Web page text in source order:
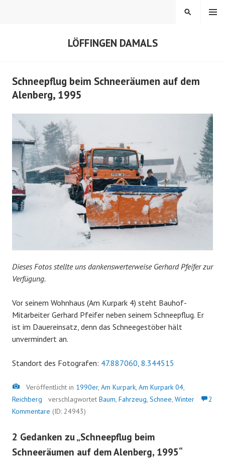
LÖFFINGEN DAMALS
MENÜ
SUCHEN
Schneepflug beim Schneeräumen auf dem
Alenberg, 1995
Dieses Fotos stellte uns dankenswerterweise Gerhard Pfeifer zur
Verfügung.
Vor seinem Wohnhaus (Am Kurpark 4) steht Bauhof-
Mitarbeiter Gerhard Pfeifer neben seinem Schneepflug. Er
ist im Dauereinsatz, denn das Schneegestöber hält
unvermindert an.
Standort des Fotografen: 47.887060, 8.344515
Bild
Veröffentlicht in 1990er, Am Kurpark Am Kurpark 04
Reichberg
verschlagwortet Baum Fahrzeug Schnee Winter
2
Kommentare (ID: 24943)
2 Gedanken zu „Schneepflug beim
Schneeräumen auf dem Alenberg, 1995“